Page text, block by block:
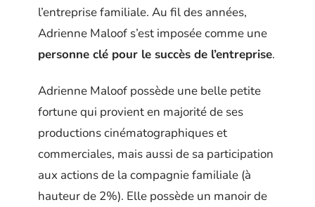
l’entreprise familiale. Au fil des années,
Adrienne Maloof s’est imposée comme une
personne clé pour le succès de l’entreprise.
Adrienne Maloof possède une belle petite
fortune qui provient en majorité de ses
productions cinématographiques et
commerciales, mais aussi de sa participation
aux actions de la compagnie familiale (à
hauteur de 2%). Elle possède un manoir de